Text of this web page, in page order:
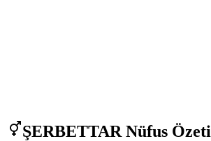
ŞERBETTAR Nüfus Özeti